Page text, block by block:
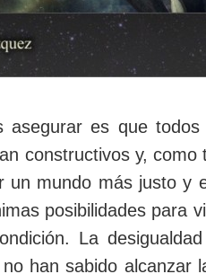
asegurar es que
constructivos y,
un mundo más justo y
posibilidades para
La
han sabido alcanzar